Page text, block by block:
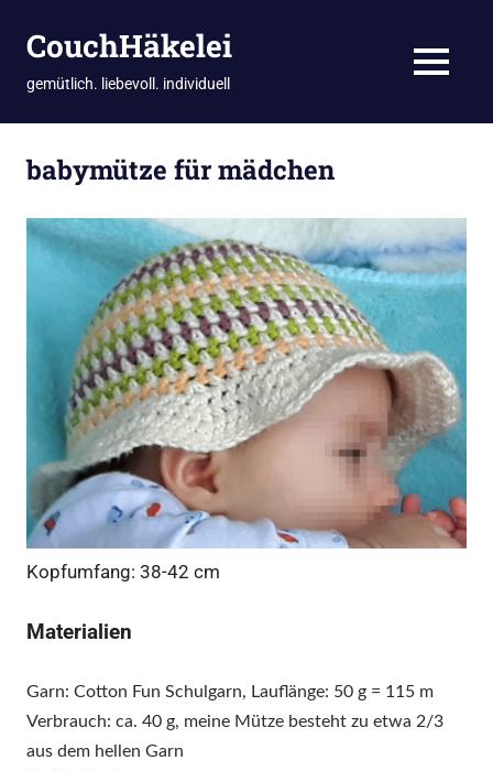
Inhalt
CouchHäkelei
gemütlich. liebevoll. individuell MENÜ
babymütze für mädchen
Kopfumfang: 38-42 cm
Materialien
Garn: Cotton Fun Schulgarn, Lauflänge: 50 g = 115 m
Verbrauch: ca. 40 g, meine Mütze besteht zu etwa 2/3
aus dem hellen Garn